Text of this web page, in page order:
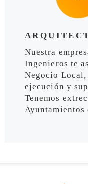
Nuestra
Ingenieros te
Negocio Local,
ejecución y
Tenemos
Ayuntamientos